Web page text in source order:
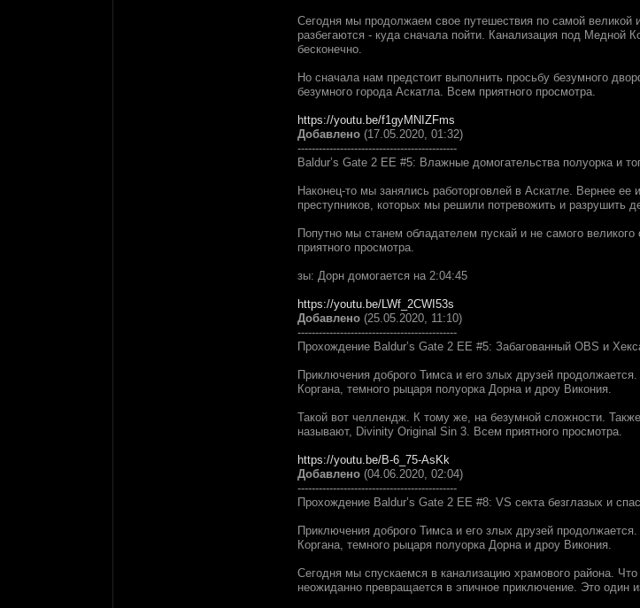
Сегодня мы продолжаем свое путешествия по самой великой
разбегаются - куда сначала пойти. Канализация под
бесконечно.
Но сначала нам предстоит выполнить просьбу безумного
безумного города Аскатла. Всем приятного просмотра.
https://youtu.be/f1gyMNIZFms
Добавлено (17.05.2020, 01:32)
---------------------------------------------
Baldur’s Gate 2 EE #5: Влажные домогательства полуорка и
Наконец-то мы занялись работорговлей в Аскатле. Вернее
преступников, которых мы решили потревожить и разрушить
Попутно мы станем обладателем пускай и не самого
приятного просмотра.
зы: Дорн домогается на 2:04:45
https://youtu.be/LWf_2CWI53s
Добавлено (25.05.2020, 11:10)
---------------------------------------------
Прохождение Baldur’s Gate 2 EE #5: Забагованный OBS и
Приключения доброго Тимса и его злых друзей
Коргана, темного рыцаря полуорка Дорна и дроу Викония.
Такой вот челлендж. К тому же, на безумной сложности.
называют, Divinity Original Sin 3. Всем приятного просмотра.
https://youtu.be/B-6_75-AsKk
Добавлено (04.06.2020, 02:04)
---------------------------------------------
Прохождение Baldur’s Gate 2 EE #8: VS секта безглазых и
Приключения доброго Тимса и его злых друзей
Коргана, темного рыцаря полуорка Дорна и дроу Викония.
Сегодня мы спускаемся в канализацию храмового района.
неожиданно превращается в эпичное приключение. Это один